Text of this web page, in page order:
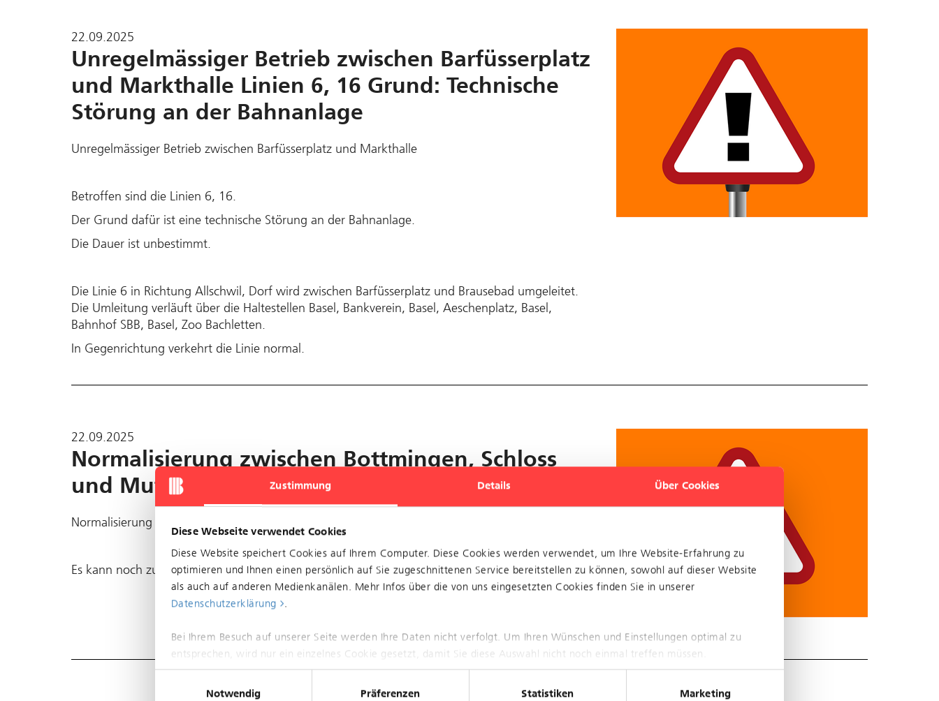
Zustimmung Details Über Cookies
Diese Webseite verwendet Cookies
Diese Website speichert Cookies auf Ihrem Computer. Diese Cookies werden verwendet, um Ihre Website-Erfahrung zu
optimieren und Ihnen einen persönlich auf Sie zugeschnittenen Service bereitstellen zu können, sowohl auf dieser Website
als auch auf anderen Medienkanälen. Mehr Infos über die von uns eingesetzten Cookies finden Sie in unserer
Datenschutzerklärung
.
Bei Ihrem Besuch auf unserer Seite werden Ihre Daten nicht verfolgt. Um Ihren Wünschen und Einstellungen optimal zu
entsprechen, wird nur ein einzelnes Cookie gesetzt, damit Sie diese Auswahl nicht noch einmal treffen müssen.
Notwendig
Präferenzen Statistiken Marketing
22.09.2025
Unregelmässiger Betrieb zwischen Barfüsserplatz
und Markthalle Linien 6, 16 Grund: Technische
Störung an der Bahnanlage
Unregelmässiger Betrieb zwischen Barfüsserplatz und Markthalle
Betroffen sind die Linien 6, 16.
Der Grund dafür ist eine technische Störung an der Bahnanlage.
Die Dauer ist unbestimmt.
Die Linie 6 in Richtung Allschwil, Dorf wird zwischen Barfüsserplatz und Brausebad umgeleitet.
Die Umleitung verläuft über die Haltestellen Basel, Bankverein, Basel, Aeschenplatz, Basel,
Bahnhof SBB, Basel, Zoo Bachletten.
In Gegenrichtung verkehrt die Linie normal.
22.09.2025
Normalisierung zwischen Bottmingen, Schloss
und Muttenz, Bahnhof im Bereich Dreispitz
Normalisierung zwischen Bottmingen, Schloss und Muttenz, Bahnhof im Bereich Dreispitz
Es kann noch zu Folgeverspätungen oder Ausfällen kommen.